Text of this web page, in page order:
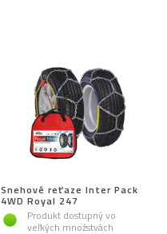
Snehové reťaze Inter Pack
4WD Royal 247
Produkt dostupný vo
veľkých množstvách